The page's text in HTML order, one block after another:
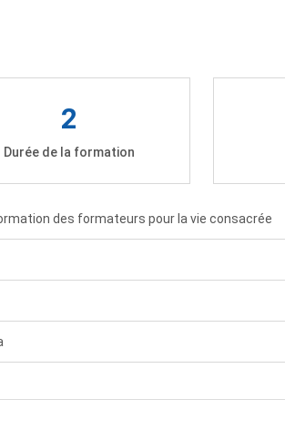
2
Durée de la formation
des formateurs pour la vie consacrée